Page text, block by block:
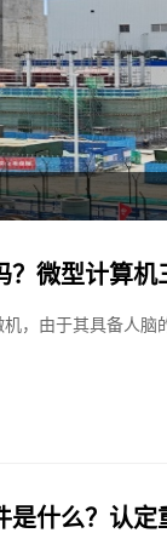
？微型计算
，由于其具备人脑
是什么？认